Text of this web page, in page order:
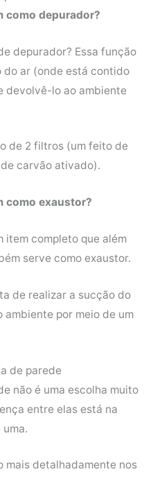
como depurador?
depurador? Essa função
do ar (onde está contido
devolvê-lo ao ambiente
de 2 filtros (um feito de
carvão ativado).
como exaustor?
item completo que além
serve como exaustor.
de realizar a sucção do
por meio de um
de parede
não é uma escolha muito
entre elas está na
mais detalhadamente nos